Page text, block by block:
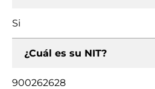
Si
¿Cuál es su NIT?
900262628